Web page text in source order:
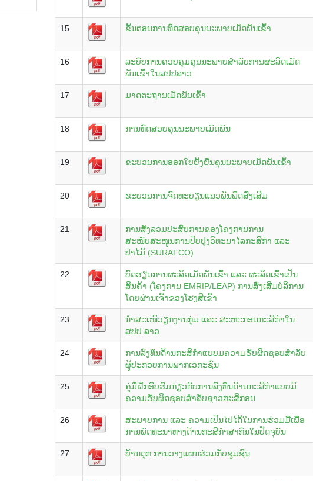
15 ຂັ້ນຕອນການທົດສອບຄຸນນະພາບເມັດພັນເຂົ້າ
16
ລະບົບການຄວບຄຸມຄຸນນະພາບສຳລັບການຜະລິດເມັດ
ພັນເຂົ້າໃນສປປລາວ
17 ມາດຕະຖານເມັດພັນເຂົ້າ
18 ການທົດສອບຄຸນນະພາບເມັດພັນ
19 ຂະບວນການອອກໃບຢັ້ງຢືນຄຸນນະພາບເມັດພັນເຂົ້າ
20 ຂະບວນການຈົດທະບຽນແນວພັນພືດສົ່ງເສີມ
21
ການສັງລວມປະສົບການຂອງໂຄງການການ
ສະໜັບສະໜູນການປັບປຸງວິທະນາໄລກະສິກຳ ແລະ
ປ່າໄມ້ (SURAFCO)
22
ບົດຮຽນການຜະລິດເມັດພັນເຂົ້າ ແລະ ຜະລິດເຂົ້າເປັນ
ສິນຄ້າ (ໂຄງການ EMRIP/LEAP) ການສົ່ງເສີມບໍລິການ
ໂດຍຜ່ານເຈົ້າຂອງໂຮງສີເຂົ້າ
23
ນຳສະເໜີວຽກງານກຸ່ມ ແລະ ສະຫະກອນກະສິກຳໃນ
ສປປ ລາວ
24
ການລົງທຶນດ້ານກະສິກຳແບບມຄວາມຮັບຜິດຊອບສຳລັບ
ຜູ້ປະກອບການພາກເອກະຊົນ
25
ຄູ່ມືຝຶກອົບຮົມກ່ຽວກັບການລົງທຶນດ້ານກະສິກຳແບບມີ
ຄວາມຮັບຜິດຊອບສຳລັບຊາວກະສິກອນ
26
ສະພາບການ ແລະ ຄວາມເປັນໄປໄດ້ໃນການຮ່ວມມືເພືື່ອ
ການພັດທະນາທາງດ້ານກະສິກຳສາກົນໃນປັດຈຸບັນ
27 ບ້ານດຸກ ການວາງແຜນຮ່ວມກັບຊຸມຊົນ